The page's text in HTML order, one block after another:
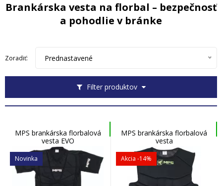
Brankárska vesta na florbal – bezpečnosť
a pohodlie v bránke
Filter produktov
Zoradiť: Prednastavené
MPS brankárska florbalová
vesta EVO
Novinka
MPS brankárska florbalová
vesta
Akcia -14%